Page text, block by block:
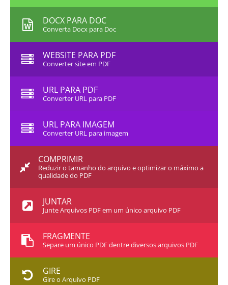
DOCX PARA DOC
Converta Docx para Doc
WEBSITE PARA PDF
Converter site em PDF
URL PARA PDF
Converter URL para PDF
URL PARA IMAGEM
Converter URL para imagem
COMPRIMIR
Reduzir o tamanho do arquivo e optimizar o máximo a
qualidade do PDF
JUNTAR
Junte Arquivos PDF em um único arquivo PDF
FRAGMENTE
Separe um único PDF dentre diversos arquivos PDF
GIRE
Gire o Arquivo PDF